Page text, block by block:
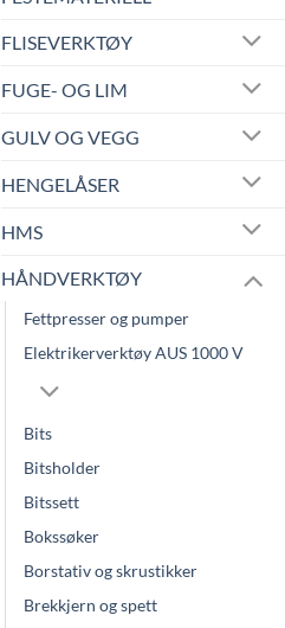
FLISEVERKTØY
FUGE- OG LIM
GULV OG VEGG
HENGELÅSER
HMS
HÅNDVERKTØY
Fettpresser og pumper
Elektrikerverktøy AUS 1000 V
Bits
Bitsholder
Bitssett
Bokssøker
Borstativ og skrustikker
Brekkjern og spett